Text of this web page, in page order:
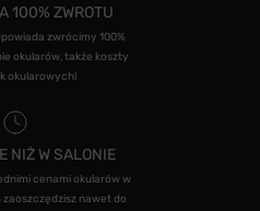
100% ZWROTU
zwrócimy 100%
okularów, także koszty
okularowych!
NIŻ W SALONIE
cenami okularów w
nawet do